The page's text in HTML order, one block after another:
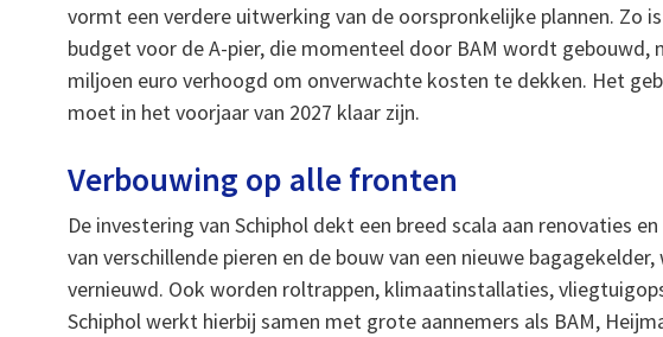
vormt een verdere uitwerking van de oorspronkelijke plannen. Zo
budget voor de A-pier, die momenteel door BAM wordt gebouwd,
miljoen euro verhoogd om onverwachte kosten te dekken. Het
moet in het voorjaar van 2027 klaar zijn.
Verbouwing op alle fronten
De investering van Schiphol dekt een breed scala aan renovaties
van verschillende pieren en de bouw van een nieuwe
vernieuwd. Ook worden roltrappen, klimaatinstallaties,
Schiphol werkt hierbij samen met grote aannemers als BAM,